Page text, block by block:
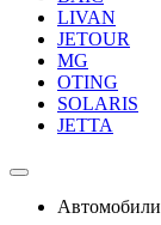
LIVAN
JETOUR
MG
OTING
SOLARIS
JETTA
Автомобили